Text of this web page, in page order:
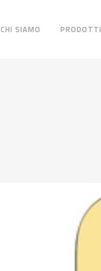
CHI SIAMO PRODOTTI